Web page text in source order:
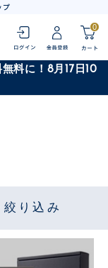
プ
0
料に！8月17日10
絞り込み